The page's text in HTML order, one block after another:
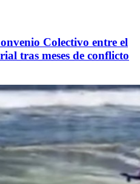
Colectivo entre el
tras meses de conflicto